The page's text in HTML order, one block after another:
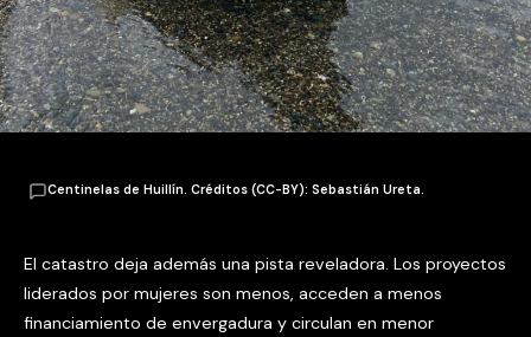
Centinelas de Huillín. Créditos (CC-BY): Sebastián Ureta.
El catastro deja además una pista reveladora. Los proyectos
liderados por mujeres son menos, acceden a menos
financiamiento de envergadura y circulan en menor